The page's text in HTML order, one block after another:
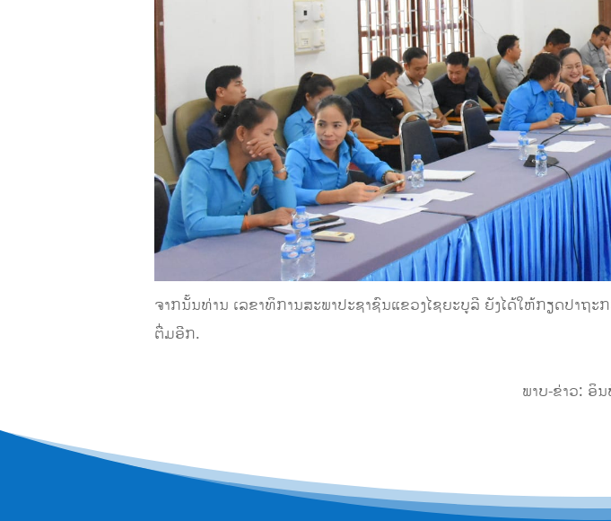
ຈາກນັ້ນທ່ານ ເລຂາທິການສະພາປະຊາຊົນແຂວງໄຊຍະບູລີ ຍັງໄດ້ໃຫ້ກຽດປາຖ
ຕື່ມອີກ.
ພາບ-ຂ່າວ: ອິນທີ ຂຽວ